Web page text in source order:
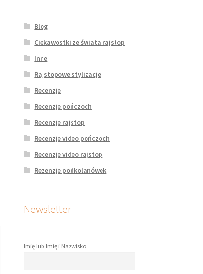
Blog
Ciekawostki ze świata rajstop
Inne
Rajstopowe stylizacje
Recenzje
Recenzje pończoch
Recenzje rajstop
Recenzje video pończoch
Recenzje video rajstop
Rezenzje podkolanówek
Newsletter
Imię lub Imię i Nazwisko